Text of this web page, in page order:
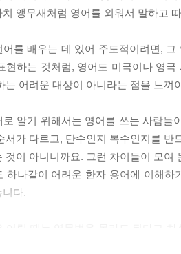
치 앵무새처럼 영어를 외워서 말하고
어를 배우는 데 있어 주도적이려면,
현하는 것처럼, 영어도 미국이나 영
는 어려운 대상이 아니라는 점을 느껴
로 알기 위해서는 영어를 쓰는 사람
서가 다르고, 단수인지 복수인지를
것이 아니니까요. 그런 차이들이 모
하나같이 어려운 한자 용어에 이해
니다.
어릴 때는 영문법을 몰라도 된다고